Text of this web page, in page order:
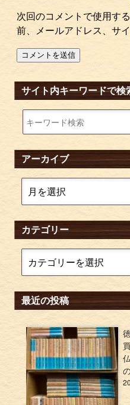
次回のコメントで使用す
前、メールアドレス、サ
サイト内キーワードで検
アーカイブ
カテゴリー
最近の投稿